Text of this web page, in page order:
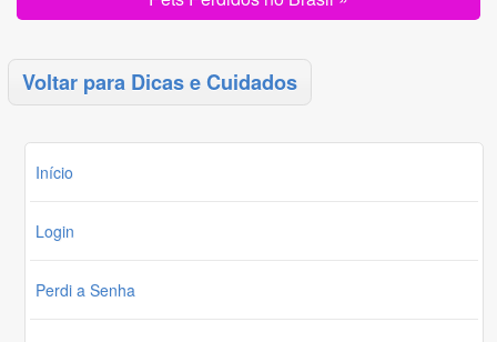
Voltar para Dicas e Cuidados
Início
Login
Perdi a Senha